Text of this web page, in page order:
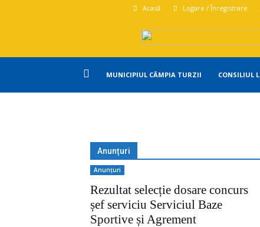
Acasă Logare / Înregistrare
Primăria
Turzii
MUNICIPIUL CÂMPIA TURZII CONSILIUL
Anunțuri
Anunțuri
Rezultat selecție dosare concurs
șef serviciu Serviciul Baze
Sportive și Agrement